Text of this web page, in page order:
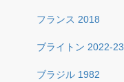
フランス 2018
ブライトン 2022-23
ブラジル 1982